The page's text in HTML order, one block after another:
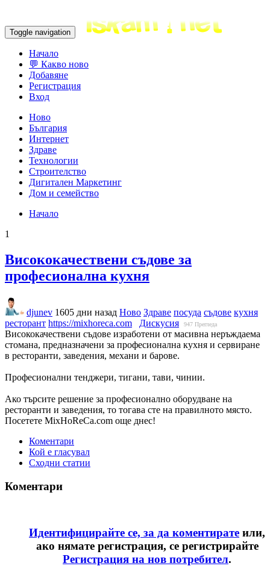
Toggle navigation
Начало
💬 Какво ново
Добавяне
Регистрация
Вход
Ново
България
Интернет
Здраве
Технологии
Строителство
Дигитален Маркетинг
Дом и семейство
Начало
1
Висококачествени съдове за
професионална кухня
djunev 1605 дни назад Ново Здраве посуда съдове кухня
ресторант https://mixhoreca.com Дискусия 947 Прегледа
Висококачествени съдове изработени от масивна неръждаема
стомана, предназначени за професионална кухня и сервиране
в ресторанти, заведения, механи и барове.
Професионални тенджери, тигани, тави, чинии.
Ако търсите решение за професионално оборудване на
ресторанти и заведения, то тогава сте на правилното място.
Посетете MixHoReCa.com още днес!
Коментари
Кой е гласувал
Сходни статии
Коментари
Идентифицирайте се, за да коментирате или,
ако нямате регистрация, се регистрирайте
Регистрация на нов потребител.